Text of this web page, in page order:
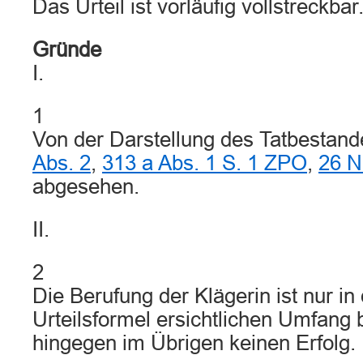
Das Urteil ist vorläufig vollstreckbar.
Gründe
I.
1
Von der Darstellung des
Abs. 2, 313 a Abs. 1 S. 1 ZPO, 26
abgesehen.
II.
2
Die Berufung der Klägerin ist nur in
Urteilsformel ersichtlichen Umfang
hingegen im Übrigen keinen Erfolg.